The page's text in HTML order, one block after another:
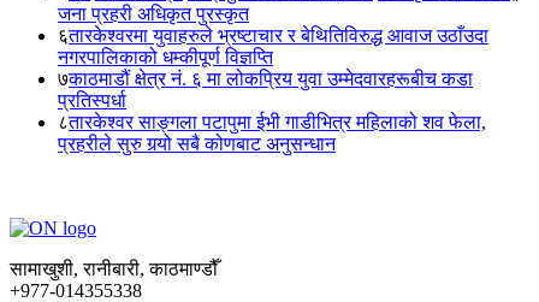
जना प्रहरी अधिकृत पुरस्कृत
६तारकेश्वरमा युवाहरुले भ्रष्टाचार र बेथितिविरुद्ध आवाज उठाँउदा
नगरपालिकाको धम्कीपूर्ण विज्ञप्ति
७काठमाडौं क्षेत्र नं. ६ मा लोकप्रिय युवा उम्मेदवारहरूबीच कडा
प्रतिस्पर्धा
८तारकेश्वर साङ्गला पटापुमा ईभी गाडीभित्र महिलाको शव फेला,
प्रहरीले सुरु गर्‍यो सबै कोणबाट अनुसन्धान
सामाखुशी, रानीबारी, काठमाण्डौँ
+977-014355338